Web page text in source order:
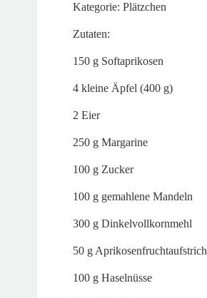
Kategorie: Plätzchen
Zutaten:
150 g Softaprikosen
4 kleine Äpfel (400 g)
2 Eier
250 g Margarine
100 g Zucker
100 g gemahlene Mandeln
300 g Dinkelvollkornmehl
50 g Aprikosenfruchtaufstrich
100 g Haselnüsse